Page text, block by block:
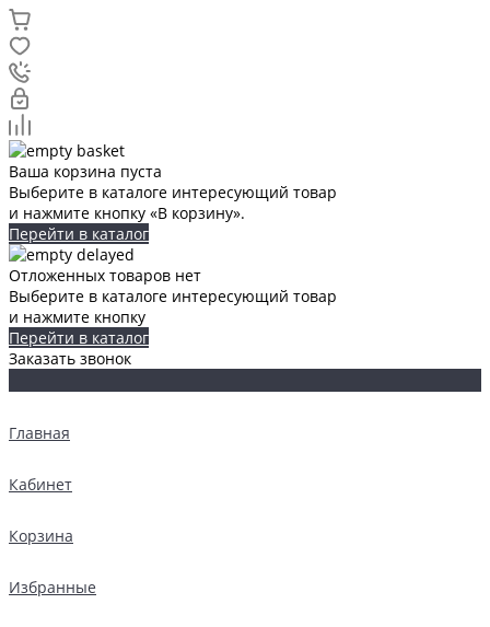
Ваша корзина пуста
Выберите в каталоге интересующий товар
и нажмите кнопку «В корзину».
Перейти в каталог
Отложенных товаров нет
Выберите в каталоге интересующий товар
и нажмите кнопку
Перейти в каталог
Заказать звонок
Главная
Кабинет
Корзина
Избранные